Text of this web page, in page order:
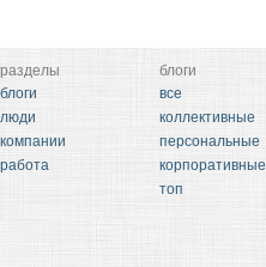
разделы
блоги
люди
компании
работа
блоги
все
коллективные
персональные
корпоративные
топ